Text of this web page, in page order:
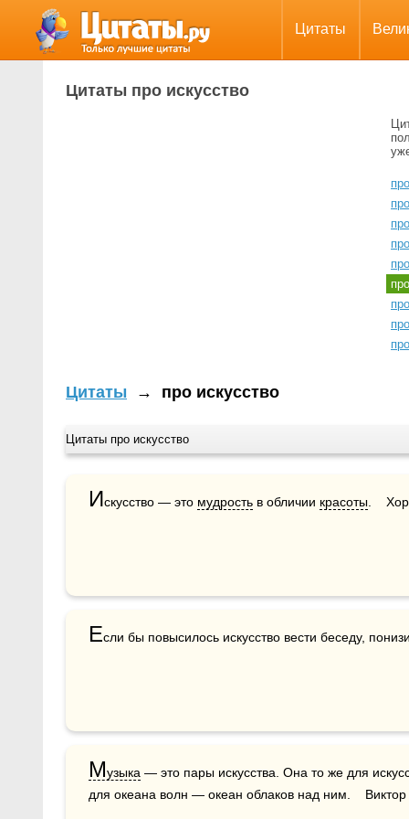
Цитаты
Цитаты про искусство
Цитаты → про искусство
Цитаты про искусство
Искусство — это мудрость в обличии красоты .
Если бы повысилось искусство вести беседу,
Музыка — это пары искусства. Она то же для
для океана волн — океан облаков над ним.    Виктор